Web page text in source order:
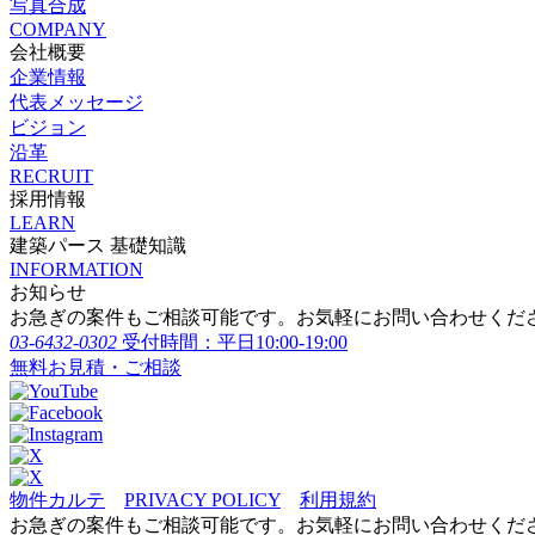
写真合成
COMPANY
会社概要
企業情報
代表メッセージ
ビジョン
沿革
RECRUIT
採用情報
LEARN
建築パース 基礎知識
INFORMATION
お知らせ
お急ぎの案件もご相談可能です。お気軽にお問い合わせくだ
03-6432-0302 受付時間：平日10:00-19:00
無料お見積・ご相談
物件カルテ PRIVACY POLICY
利用規約
お急ぎの案件もご相談可能です。お気軽にお問い合わせくだ